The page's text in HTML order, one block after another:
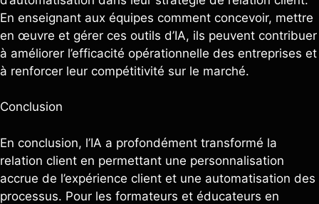
En enseignant aux équipes comment concevoir, mettre
en œuvre et gérer ces outils d’IA, ils peuvent contribuer
à améliorer l’efficacité opérationnelle des entreprises et
à renforcer leur compétitivité sur le marché.
Conclusion
En conclusion, l’IA a profondément transformé la
relation client en permettant une personnalisation
accrue de l’expérience client et une automatisation des
processus. Pour les formateurs et éducateurs en